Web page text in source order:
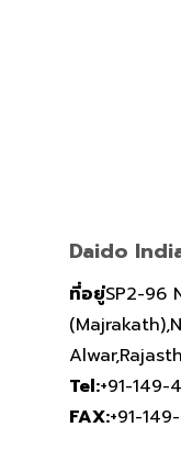
Daido
ที่อยู่SP2-96
Tel:+91-
FAX:+91-